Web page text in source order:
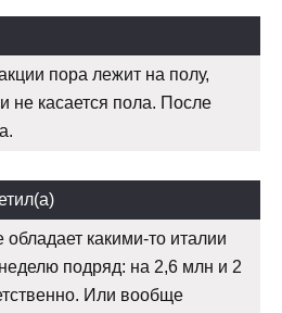
пора лежит на полу,
не касается пола. После
какими-то италии
подряд: на 2,6 млн и 2
Или вообще